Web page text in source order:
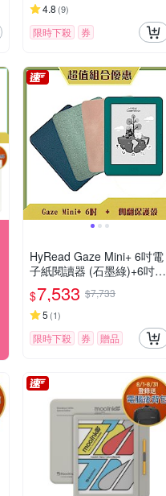
4.8 (9)
限時下殺 券
HyRead Gaze Mini+ 6吋電
子紙閱讀器 (石墨綠)+6吋側
翻保護殼
$7,533 $7,733
5 (1)
限時下殺 券 贈品